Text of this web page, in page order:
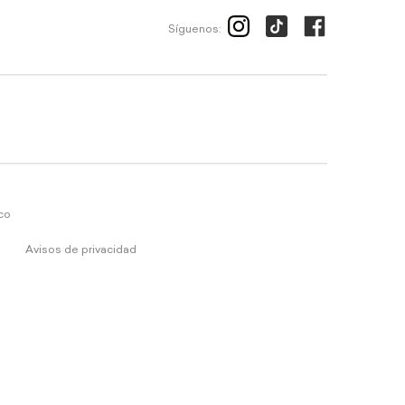
Síguenos:
Avisos de privacidad